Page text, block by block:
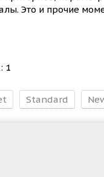
Это и прочие
1
Standard